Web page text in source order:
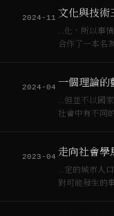
2024-11 文化與技術
…化，所以事情變得複雜了。
合作了一本名
本書時，沒有
2024-04 一個理論的
…但並不以國
社會中有不同
但可能使老毛
2023-04
…定的城市人
對可能發生的